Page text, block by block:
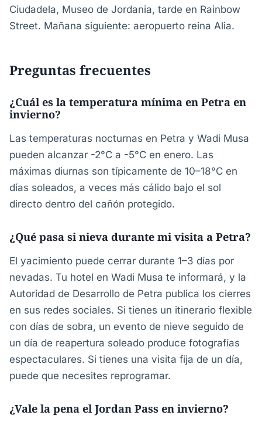
Ciudadela, Museo de Jordania, tarde en Rainbow
Street. Mañana siguiente: aeropuerto reina Alia.
Preguntas frecuentes
¿Cuál es la temperatura mínima en Petra en
invierno?
Las temperaturas nocturnas en Petra y Wadi Musa
pueden alcanzar -2°C a -5°C en enero. Las
máximas diurnas son típicamente de 10–18°C en
días soleados, a veces más cálido bajo el sol
directo dentro del cañón protegido.
¿Qué pasa si nieva durante mi visita a Petra?
El yacimiento puede cerrar durante 1–3 días por
nevadas. Tu hotel en Wadi Musa te informará, y la
Autoridad de Desarrollo de Petra publica los cierres
en sus redes sociales. Si tienes un itinerario flexible
con días de sobra, un evento de nieve seguido de
un día de reapertura soleado produce fotografías
espectaculares. Si tienes una visita fija de un día,
puede que necesites reprogramar.
¿Vale la pena el Jordan Pass en invierno?